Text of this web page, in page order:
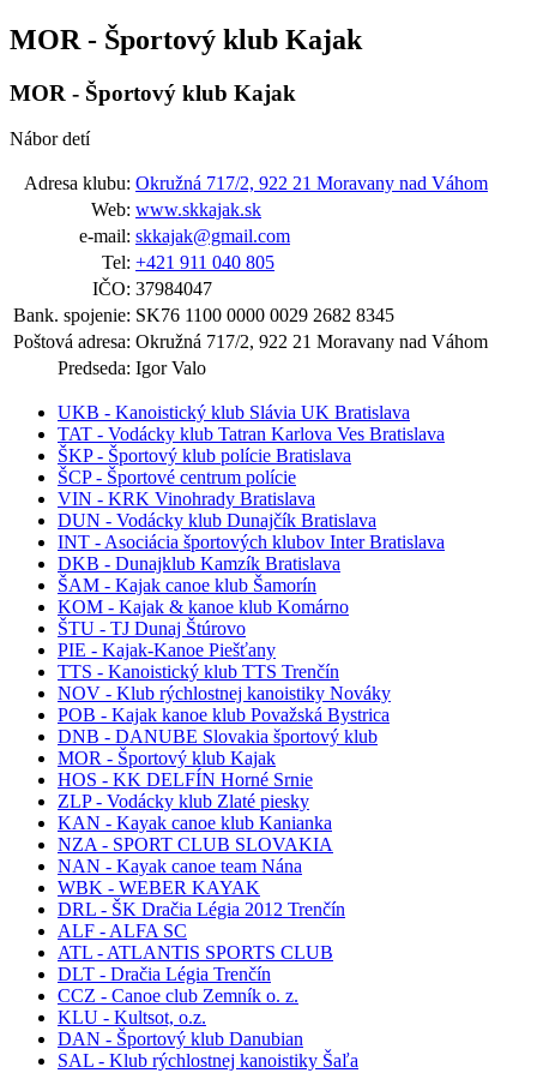
MOR - Športový klub Kajak
MOR - Športový klub Kajak
Nábor detí
Adresa klubu: Okružná 717/2, 922 21 Moravany nad Váhom
Web: www.skkajak.sk
e-mail: skkajak@gmail.com
Tel: +421 911 040 805
IČO: 37984047
Bank. spojenie: SK76 1100 0000 0029 2682 8345
Poštová adresa: Okružná 717/2, 922 21 Moravany nad Váhom
Predseda: Igor Valo
UKB - Kanoistický klub Slávia UK Bratislava
TAT - Vodácky klub Tatran Karlova Ves Bratislava
ŠKP - Športový klub polície Bratislava
ŠCP - Športové centrum polície
VIN - KRK Vinohrady Bratislava
DUN - Vodácky klub Dunajčík Bratislava
INT - Asociácia športových klubov Inter Bratislava
DKB - Dunajklub Kamzík Bratislava
ŠAM - Kajak canoe klub Šamorín
KOM - Kajak & kanoe klub Komárno
ŠTU - TJ Dunaj Štúrovo
PIE - Kajak-Kanoe Piešťany
TTS - Kanoistický klub TTS Trenčín
NOV - Klub rýchlostnej kanoistiky Nováky
POB - Kajak kanoe klub Považská Bystrica
DNB - DANUBE Slovakia športový klub
MOR - Športový klub Kajak
HOS - KK DELFÍN Horné Srnie
ZLP - Vodácky klub Zlaté piesky
KAN - Kayak canoe klub Kanianka
NZA - SPORT CLUB SLOVAKIA
NAN - Kayak canoe team Nána
WBK - WEBER KAYAK
DRL - ŠK Dračia Légia 2012 Trenčín
ALF - ALFA SC
ATL - ATLANTIS SPORTS CLUB
DLT - Dračia Légia Trenčín
CCZ - Canoe club Zemník o. z.
KLU - Kultsot, o.z.
DAN - Športový klub Danubian
SAL - Klub rýchlostnej kanoistiky Šaľa